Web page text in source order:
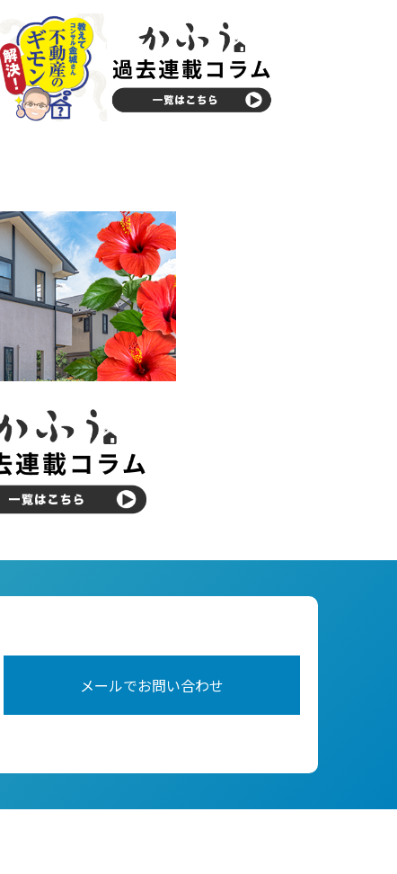
メールでお問い合わせ